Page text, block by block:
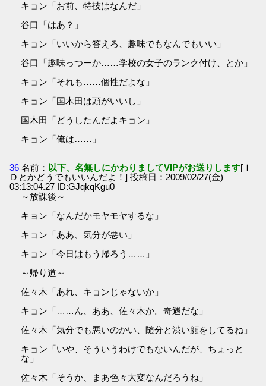
キョン「お前、特技はなんだ」
谷口「はあ？」
キョン「いいから答えろ、趣味でもなんでもいい」
谷口「趣味っつーか……学校の女子のランク付け、とか」
キョン「それも……個性だよな」
キョン「国木田は頭がいいし」
国木田「どうしたんだよキョン」
キョン「俺は……」
36 名前： 以下、名無しにかわりましてVIPがお送りします[Ｉ
Ｄとかどうでもいいんだよ！] 投稿日：2009/02/27(金)
03:13:04.27 ID:GJqkqKgu0
～放課後～
キョン「なんだかモヤモヤするな」
キョン「ああ、気分が悪い」
キョン「今日はもう帰ろう……」
～帰り道～
佐々木「あれ、キョンじゃないか」
キョン「……ん、ああ、佐々木か。奇遇だな」
佐々木「気分でも悪いのかい、随分と渋い顔をしてるね」
キョン「いや、そういうわけでもないんだが、ちょっと
な」
佐々木「そうか、まあ色々大変なんだろうね」